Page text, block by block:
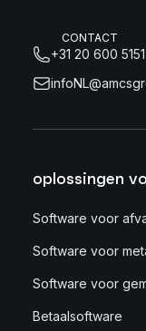
CONTACT
+31 20 600 5151
oplossingen
Software voor
Software voor
Software voor
Betaalsoftware